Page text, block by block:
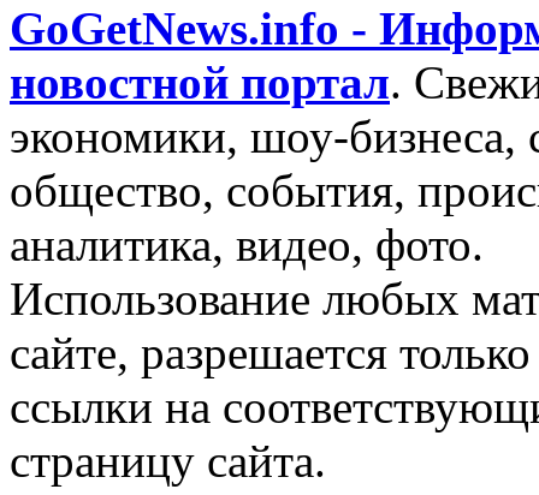
GoGetNews.info -
новостной портал.
экономики, шоу-бизнеса,
общество, события,
аналитика, видео, фото.
Использование любых
сайте, разрешается
ссылки на
страницу сайта.